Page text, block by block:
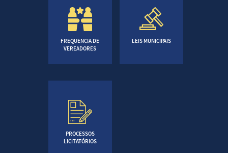
FREQUENCIA DE
VEREADORES
LEIS MUNICIPAIS
PROCESSOS
LICITATÓRIOS